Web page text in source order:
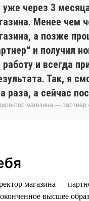
уже через 3
Менее чем
а позже
и получил
и всегда
Так, я
раза, а сейчас
магазина —
магазина —
высшее